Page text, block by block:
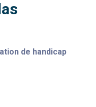
de handicap